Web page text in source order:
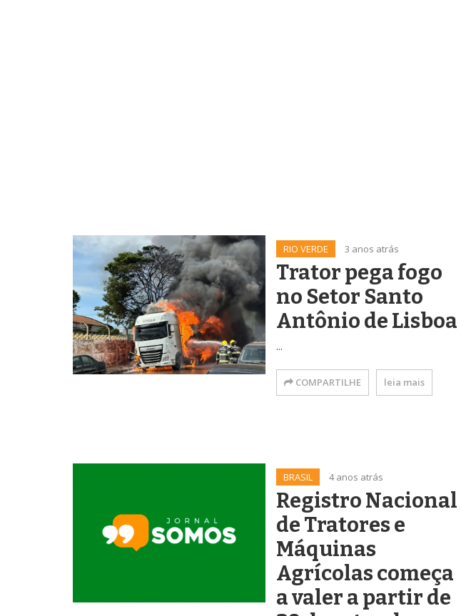
RIO VERDE 3 anos atrás
Trator pega fogo
no Setor Santo
Antônio de Lisboa
...
COMPARTILHE leia mais
BRASIL 4 anos atrás
Registro Nacional
de Tratores e
Máquinas
Agrícolas começa
a valer a partir de